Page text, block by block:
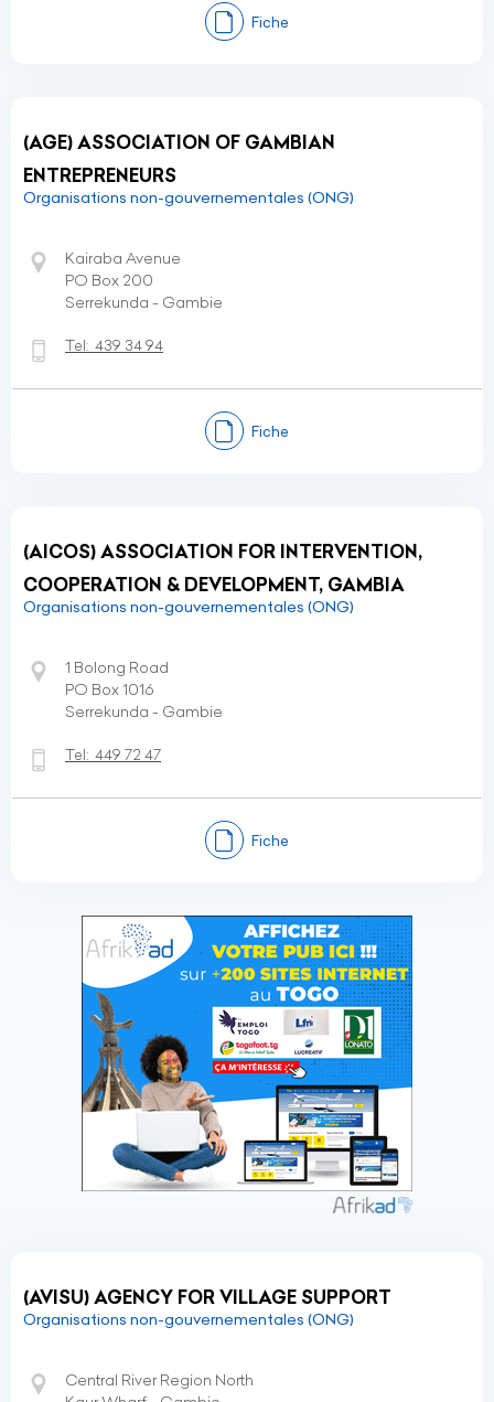
Fiche
(AGE) ASSOCIATION OF GAMBIAN
ENTREPRENEURS
Organisations non-gouvernementales (ONG)
Kairaba Avenue
PO Box 200
Serrekunda - Gambie
Tel: 439 34 94
Fiche
(AICOS) ASSOCIATION FOR INTERVENTION,
COOPERATION & DEVELOPMENT, GAMBIA
Organisations non-gouvernementales (ONG)
1 Bolong Road
PO Box 1016
Serrekunda - Gambie
Tel: 449 72 47
Fiche
(AVISU) AGENCY FOR VILLAGE SUPPORT
Organisations non-gouvernementales (ONG)
Central River Region North